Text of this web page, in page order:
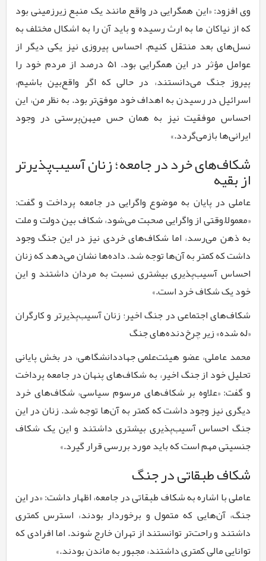
وی افزود: «این همگرایی در واقع مانند یک منبع زیرزمینی بود
که از نیاکان ما به ارث رسیده و باید آن را به اشکال مختلف به
نسل‌های بعد منتقل کنیم. احساس پیروزی نیز یکی دیگر از
عوامل مؤثر در این همگرایی بود. ۵۱ درصد از مردم خود را
پیروز جنگ می‌دانستند، در حالی که اگر واقع‌بین باشیم،
اسرائیل در رسیدن به اهداف خود موفق‌تر بود. به نظر من، این
احساس موفقیت نیز به همان حس میهن‌پرستی در وجود
ایرانی‌ها بازمی‌گردد.»
شکاف‌های خرد در جامعه؛ زنان آسیب‌پذیرتر
از بقیه
عاملی در پایان به موضوع واگرایی در جامعه پرداخت و گفت:
«معمولاً وقتی از واگرایی صحبت می‌شود، شکاف بین دولت و ملت
به ذهن می‌رسد، اما شکاف‌های خردی نیز در این جنگ وجود
داشت که کمتر به آن‌ها توجه شد. داده‌ها نشان می‌دهد که زنان
احساس آسیب‌پذیری بیشتری نسبت به مردان داشتند و این
خود یک شکاف خرد است.»
شکاف‌های اجتماعی در جنگ اخیر؛ زنان آسیب‌پذیرتر و کارگران
«له شده» زیر چرخ‌دنده‌های جنگ
محمد عاملی، عضو هیئت‌علمی جهاددانشگاهی، در بخش پایانی
تحلیل خود از جنگ اخیر، به شکاف‌های پنهان در جامعه پرداخت
و گفت: «علاوه بر شکاف‌های مرسوم سیاسی، شکاف‌های خرد
دیگری نیز وجود داشت که کمتر به آن‌ها توجه شد. زنان در این
جنگ احساس آسیب‌پذیری بیشتری داشتند و این یک شکاف
جنسیتی مهم است که باید مورد بررسی قرار گیرد.»
شکاف طبقاتی در جنگ
عاملی با اشاره به شکاف طبقاتی در جامعه، اظهار داشت: «در این
جنگ، آن‌هایی که متمول و برخوردار بودند، استرس کمتری
داشتند و راحت‌تر توانستند از تهران خارج شوند. اما افرادی که
توانایی مالی کمتری داشتند، مجبور به ماندن بودند.»